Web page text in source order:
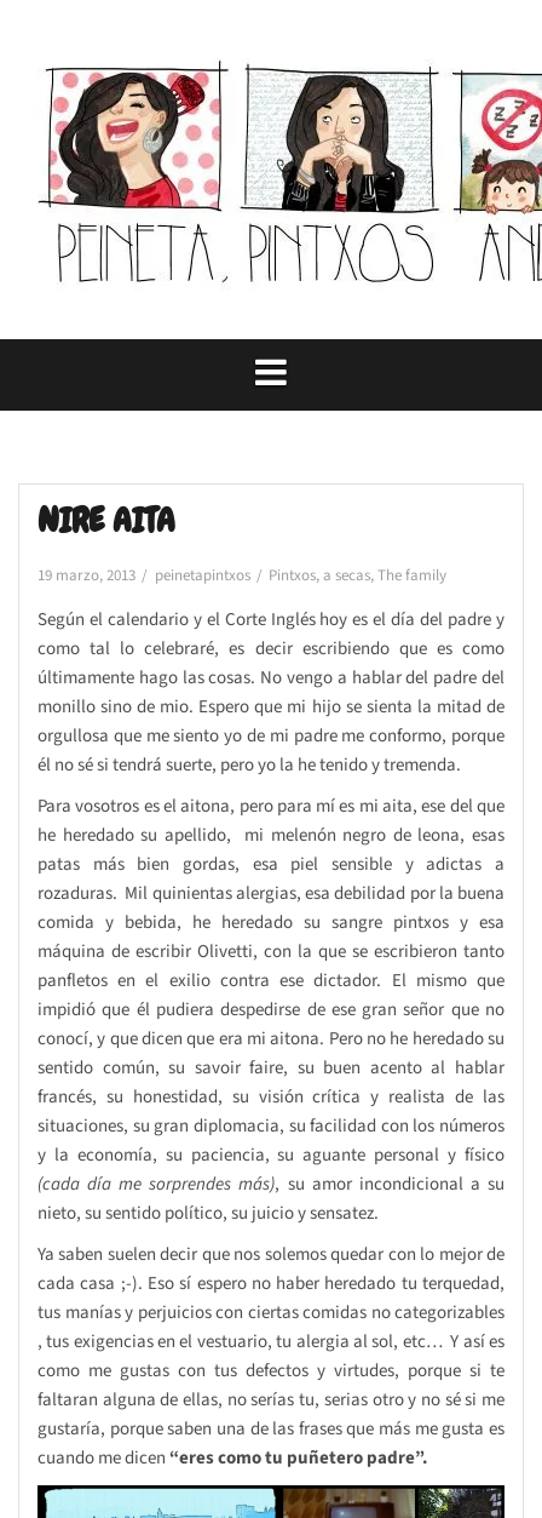
content
NIRE AITA
19 marzo, 2013 peinetapintxos Pintxos, a secas,The family
Según el calendario y el Corte Inglés hoy es el día del padre y
como tal lo celebraré, es decir escribiendo que es como
últimamente hago las cosas. No vengo a hablar del padre del
monillo sino de mio. Espero que mi hijo se sienta la mitad de
orgullosa que me siento yo de mi padre me conformo, porque
él no sé si tendrá suerte, pero yo la he tenido y tremenda.
Para vosotros es el aitona, pero para mí es mi aita, ese del que
he heredado su apellido, mi melenón negro de leona, esas
patas más bien gordas, esa piel sensible y adictas a
rozaduras. Mil quinientas alergias, esa debilidad por la buena
comida y bebida, he heredado su sangre pintxos y esa
máquina de escribir Olivetti, con la que se escribieron tanto
panfletos en el exilio contra ese dictador. El mismo que
impidió que él pudiera despedirse de ese gran señor que no
conocí, y que dicen que era mi aitona. Pero no he heredado su
sentido común, su savoir faire, su buen acento al hablar
francés, su honestidad, su visión crítica y realista de las
situaciones, su gran diplomacia, su facilidad con los números
y la economía, su paciencia, su aguante personal y físico
(cada día me sorprendes más), su amor incondicional a su
nieto, su sentido político, su juicio y sensatez.
Ya saben suelen decir que nos solemos quedar con lo mejor de
cada casa ;-). Eso sí espero no haber heredado tu terquedad,
tus manías y perjuicios con ciertas comidas no categorizables
, tus exigencias en el vestuario, tu alergia al sol, etc… Y así es
como me gustas con tus defectos y virtudes, porque si te
faltaran alguna de ellas, no serías tu, serias otro y no sé si me
gustaría, porque saben una de las frases que más me gusta es
cuando me dicen“eres como tu puñetero padre”.